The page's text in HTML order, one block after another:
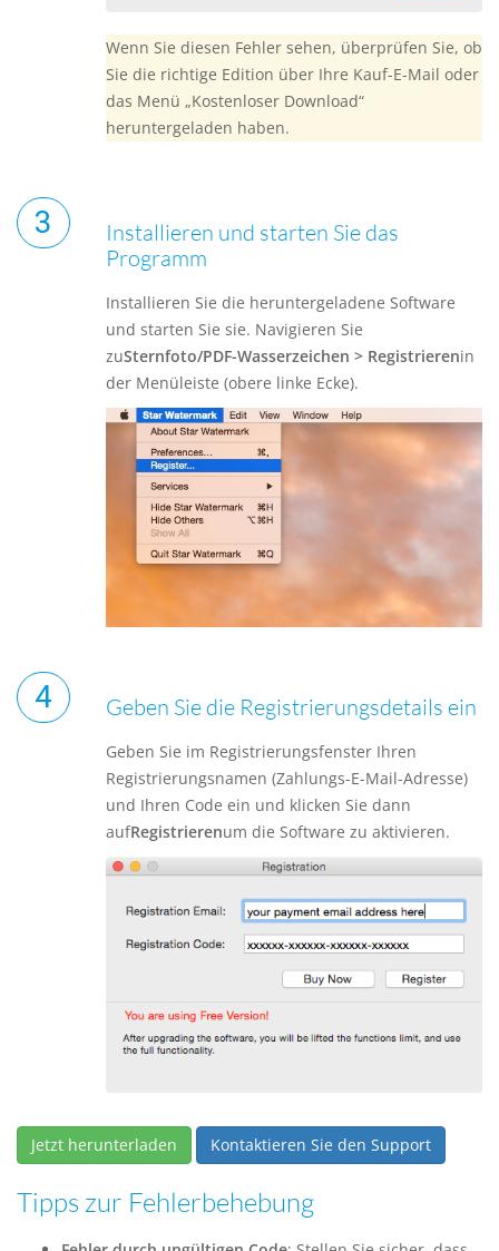
Wenn Sie diesen Fehler sehen, überprüfen Sie, ob
Sie die richtige Edition über Ihre Kauf-E-Mail oder
das Menü „Kostenloser Download“
heruntergeladen haben.
Installieren und starten Sie das
Programm
Installieren Sie die heruntergeladene Software
und starten Sie sie. Navigieren Sie
zuSternfoto/PDF-Wasserzeichen > Registrierenin
der Menüleiste (obere linke Ecke).
Geben Sie die Registrierungsdetails ein
Geben Sie im Registrierungsfenster Ihren
Registrierungsnamen (Zahlungs-E-Mail-Adresse)
und Ihren Code ein und klicken Sie dann
aufRegistrierenum die Software zu aktivieren.
Jetzt herunterladen Kontaktieren Sie den Support
Tipps zur Fehlerbehebung